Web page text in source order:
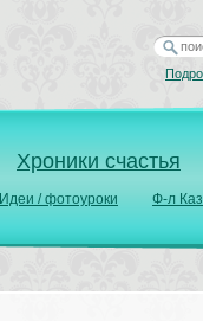
Хроники счастья
Идеи / фотоуроки Ф-л